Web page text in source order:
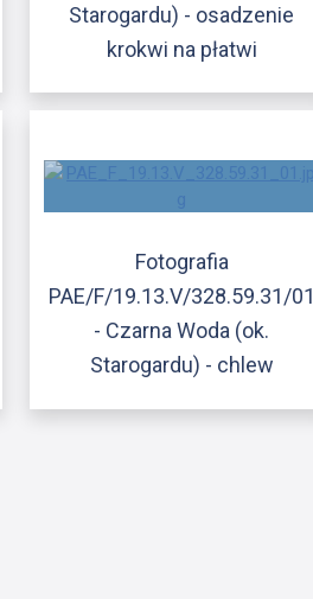
Starogardu) - osadzenie
krokwi na płatwi
Fotografia
PAE/F/19.13.V/328.59.31/01
- Czarna Woda (ok.
Starogardu) - chlew